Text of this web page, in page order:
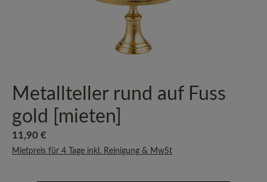
Metallteller rund auf Fuss
gold [mieten]
Regulärer Preis:
11,90 €
Mietpreis für 4 Tage inkl. Reinigung & MwSt